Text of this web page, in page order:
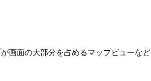
画面の大部分を占めるマップビューなど